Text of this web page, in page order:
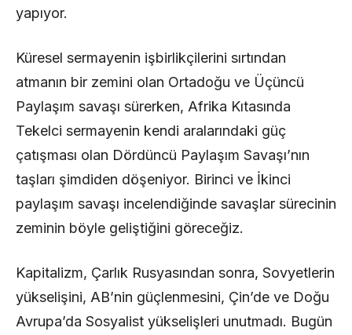
yapıyor.
Küresel sermayenin işbirlikçilerini sırtından
atmanın bir zemini olan Ortadoğu ve Üçüncü
Paylaşım savaşı sürerken, Afrika Kıtasında
Tekelci sermayenin kendi aralarındaki güç
çatışması olan Dördüncü Paylaşım Savaşı’nın
taşları şimdiden döşeniyor. Birinci ve İkinci
paylaşım savaşı incelendiğinde savaşlar sürecinin
zeminin böyle geliştiğini göreceğiz.
Kapitalizm, Çarlık Rusyasından sonra, Sovyetlerin
yükselişini, AB’nin güçlenmesini, Çin’de ve Doğu
Avrupa’da Sosyalist yükselişleri unutmadı. Bugün